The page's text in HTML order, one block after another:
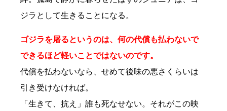
ジラとして生きることになる。
ゴジラを屠るというのは、何の代償も払わないで
できるほど軽いことではないのです。
代償を払わないなら、せめて後味の悪さくらいは
引き受けなければ。
「生きて、抗え」誰も死なせない。それがこの映